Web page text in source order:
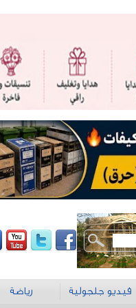
فيديو جلجولية رياضة